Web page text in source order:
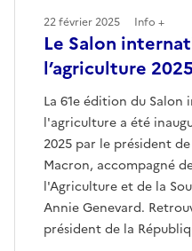
Le Salon
l’agriculture
La 61e édition du
l'agriculture a été
2025 par le président
Macron, accompagné
l'Agriculture et de la
Annie Genevard.
président de la
22 février 2025 Info +